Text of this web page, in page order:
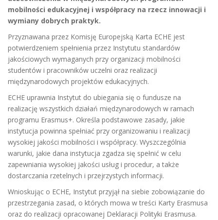
mobilności edukacyjnej i współpracy na rzecz innowacji i
wymiany dobrych praktyk.
Przyznawana przez Komisję Europejską Karta ECHE jest
potwierdzeniem spełnienia przez Instytutu standardów
jakościowych wymaganych przy organizacji mobilności
studentów i pracowników uczelni oraz realizacji
międzynarodowych projektów edukacyjnych.
ECHE uprawnia Instytut do ubiegania się o fundusze na
realizację wszystkich działań międzynarodowych w ramach
programu Erasmus+. Określa podstawowe zasady, jakie
instytucja powinna spełniać przy organizowaniu i realizacji
wysokiej jakości mobilności i współpracy. Wyszczególnia
warunki, jakie dana instytucja zgadza się spełnić w celu
zapewniania wysokiej jakości usług i procedur, a także
dostarczania rzetelnych i przejrzystych informacji.
Wnioskując o ECHE, Instytut przyjął na siebie zobowiązanie do
przestrzegania zasad, o których mowa w treści Karty Erasmusa
oraz do realizacji opracowanej Deklaracji Polityki Erasmusa.